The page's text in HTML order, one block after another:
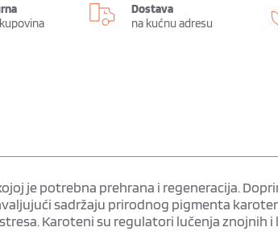
Dostava
na kućnu adresu
je potrebna prehrana i regeneracija.
sadržaju prirodnog pigmenta
Karoteni su regulatori lučenja znojnih i